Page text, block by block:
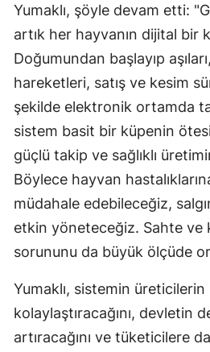
Yumaklı, şöyle devam etti:
artık her hayvanın dijital bir
Doğumundan başlayıp
hareketleri, satış ve kesim
şekilde elektronik ortamda
sistem basit bir küpenin
güçlü takip ve sağlıklı
Böylece hayvan
müdahale edebileceğiz,
etkin yöneteceğiz. Sahte ve
sorununu da büyük ölçüde
Yumaklı, sistemin üreticilerin
kolaylaştıracağını, devletin
artıracağını ve tüketicilere